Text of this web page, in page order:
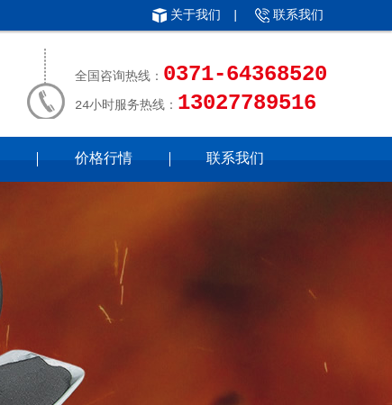
关于我们 联系我们
全国咨询热线： 0371-64368520
24小时服务热线： 13027789516
价格行情 联系我们